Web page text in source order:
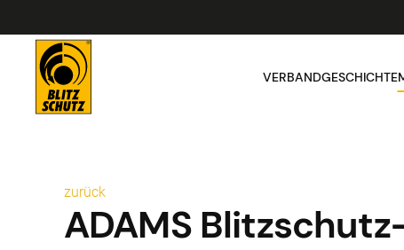
VERBANDGESCHICHTE
zurück
ADAMS